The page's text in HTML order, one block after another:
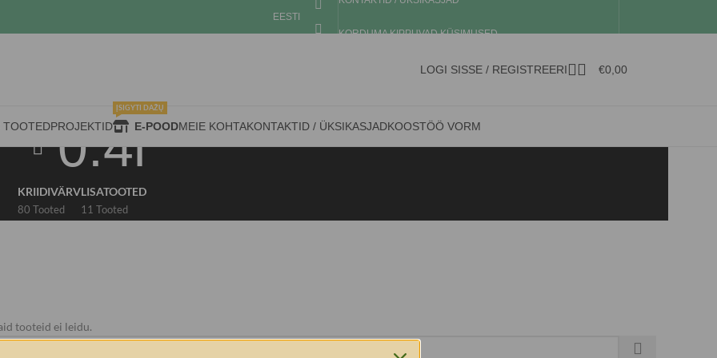
EESTI
KORDUMA KIPPUVAD KÜSIMUSED
LOGI SISSE / REGISTREERI €0,00
TOOTEDPROJEKTID E-POOD
ĮSIGYTI DAŽŲ
MEIE KOHTAKONTAKTID / ÜKSIKASJADKOOSTÖÖ VORM
0.4l
KRIIDIVÄRV
80 Tooted
LISATOOTED
11 Tooted
tooteid ei leidu.